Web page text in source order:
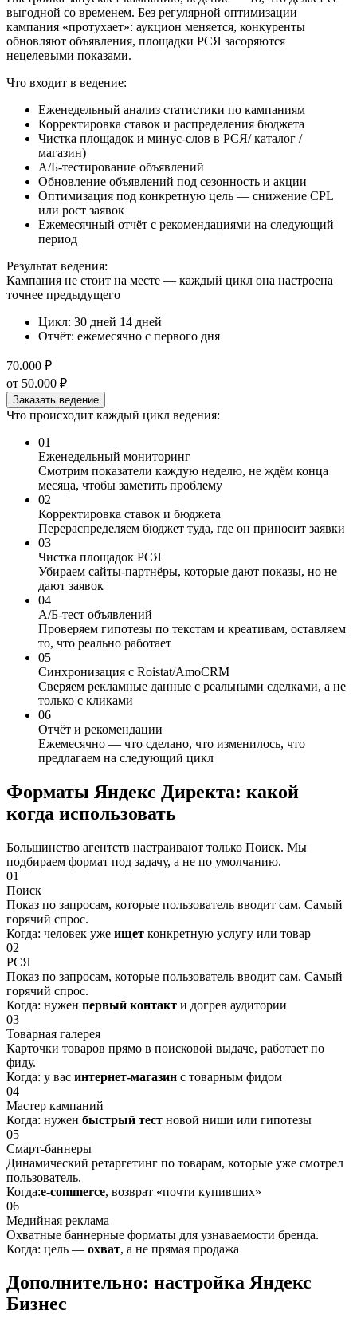
выгодной со временем. Без регулярной оптимизации
кампания «протухает»: аукцион меняется, конкуренты
обновляют объявления, площадки РСЯ засоряются
нецелевыми показами.
Что входит в ведение:
Еженедельный анализ статистики по кампаниям
Корректировка ставок и распределения бюджета
Чистка площадок и минус-слов в РСЯ/ каталог /
магазин)
A/Б-тестирование объявлений
Обновление объявлений под сезонность и акции
Оптимизация под конкретную цель — снижение CPL
или рост заявок
Ежемесячный отчёт с рекомендациями на следующий
период
Результат ведения:
Кампания не стоит на месте — каждый цикл она настроена
точнее предыдущего
Цикл: 30 дней 14 дней
Отчёт: ежемесячно с первого дня
70.000 ₽
от 50.000 ₽
Заказать ведение
Что происходит каждый цикл ведения:
01
Еженедельный мониторинг
Смотрим показатели каждую неделю, не ждём конца
месяца, чтобы заметить проблему
02
Корректировка ставок и бюджета
Перераспределяем бюджет туда, где он приносит заявки
03
Чистка площадок РСЯ
Убираем сайты-партнёры, которые дают показы, но не
дают заявок
04
A/Б-тест объявлений
Проверяем гипотезы по текстам и креативам, оставляем
то, что реально работает
05
Синхронизация с Roistat/AmoCRM
Сверяем рекламные данные с реальными сделками, а не
только с кликами
06
Отчёт и рекомендации
Ежемесячно — что сделано, что изменилось, что
предлагаем на следующий цикл
Форматы Яндекс Директа: какой
когда использовать
Большинство агентств настраивают только Поиск. Мы
подбираем формат под задачу, а не по умолчанию.
01
Поиск
Показ по запросам, которые пользователь вводит сам. Самый
горячий спрос.
Когда: человек уже ищет конкретную услугу или товар
02
РСЯ
Показ по запросам, которые пользователь вводит сам. Самый
горячий спрос.
Когда: нужен первый контакт и догрев аудитории
03
Товарная галерея
Карточки товаров прямо в поисковой выдаче, работает по
фиду.
Когда: у вас интернет-магазин с товарным фидом
04
Мастер кампаний
Когда: нужен быстрый тест новой ниши или гипотезы
05
Смарт-баннеры
Динамический ретаргетинг по товарам, которые уже смотрел
пользователь.
Когда:e-commerce, возврат «почти купивших»
06
Медийная реклама
Охватные баннерные форматы для узнаваемости бренда.
Когда: цель — охват, а не прямая продажа
Дополнительно: настройка Яндекс
Бизнес